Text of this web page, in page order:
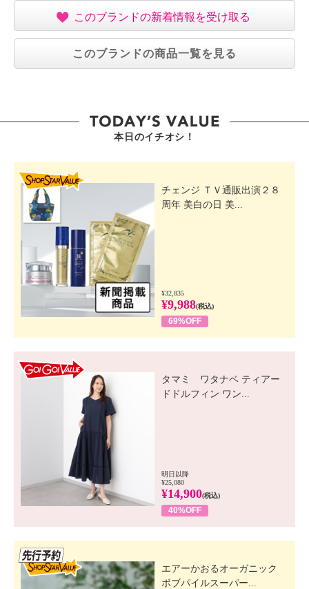
このブランドの新着情報を受け取る
このブランドの商品一覧を見る
本日のイチオシ！
チェンジ ＴＶ通販出演２８
周年 美白の日 美...
¥32,835
¥9,988(税込)
69%OFF
タマミ ワタナベ ティアー
ドドルフィン ワン...
明日以降
¥25,080
¥14,900(税込)
40%OFF
エアーかおるオーガニック
ボブパイルスーパー...